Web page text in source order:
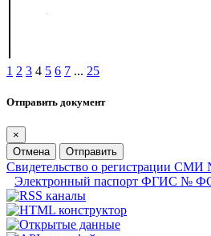
1 2 3 4 5 6 7 ... 25
Отправить документ
×
Отмена
Отправить
Свидетельство о регистрации
Электронный паспорт ФГИС №